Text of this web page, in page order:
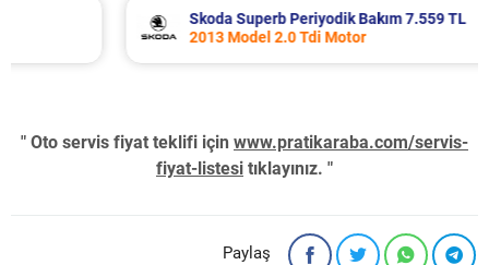
Skoda Superb Periyodik Bakım 7.559 TL
2013 Model 2.0 Tdi Motor
" Oto servis fiyat teklifi için www.pratikaraba.com/servis-
fiyat-listesi tıklayınız. "
Paylaş